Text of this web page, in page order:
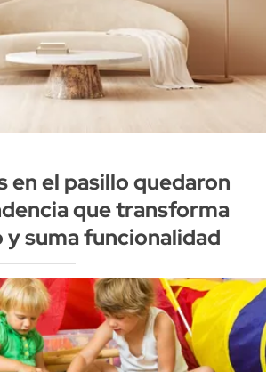
en el pasillo quedaron
que transforma
y suma funcionalidad